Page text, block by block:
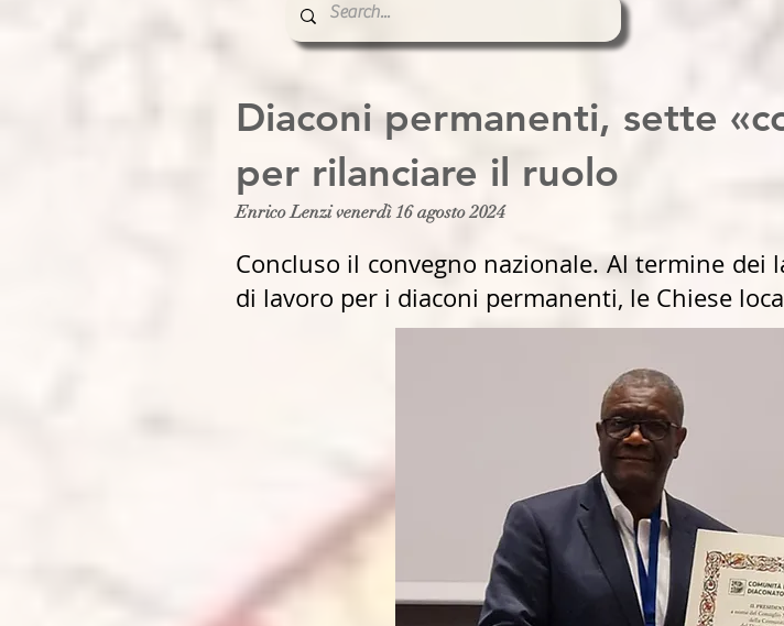
Diaconi permanenti, sette
per rilanciare il ruolo
Enrico Lenzi venerdì 16 agosto 2024
Concluso il convegno nazionale. Al termine
di lavoro per i diaconi permanenti, le Chiese